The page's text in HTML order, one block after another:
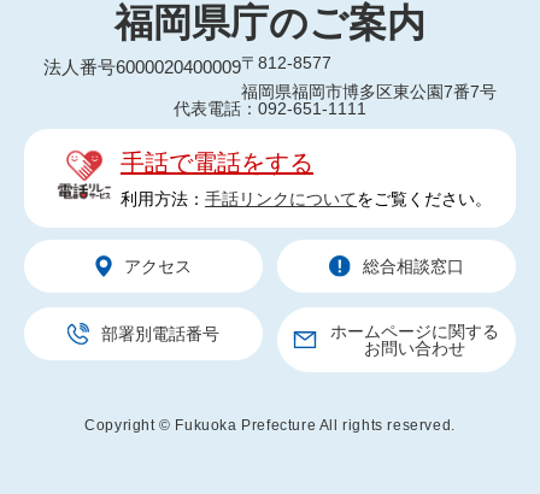
福岡県庁のご案内
法人番号6000020400009〒812-8577
福岡県福岡市博多区東公園7番7号
代表電話：092-651-1111
手話で電話をする
利用方法： 手話リンクについてをご覧ください。
アクセス 総合相談窓口
部署別電話番号
ホームページに関する
お問い合わせ
Copyright © Fukuoka Prefecture All rights reserved.